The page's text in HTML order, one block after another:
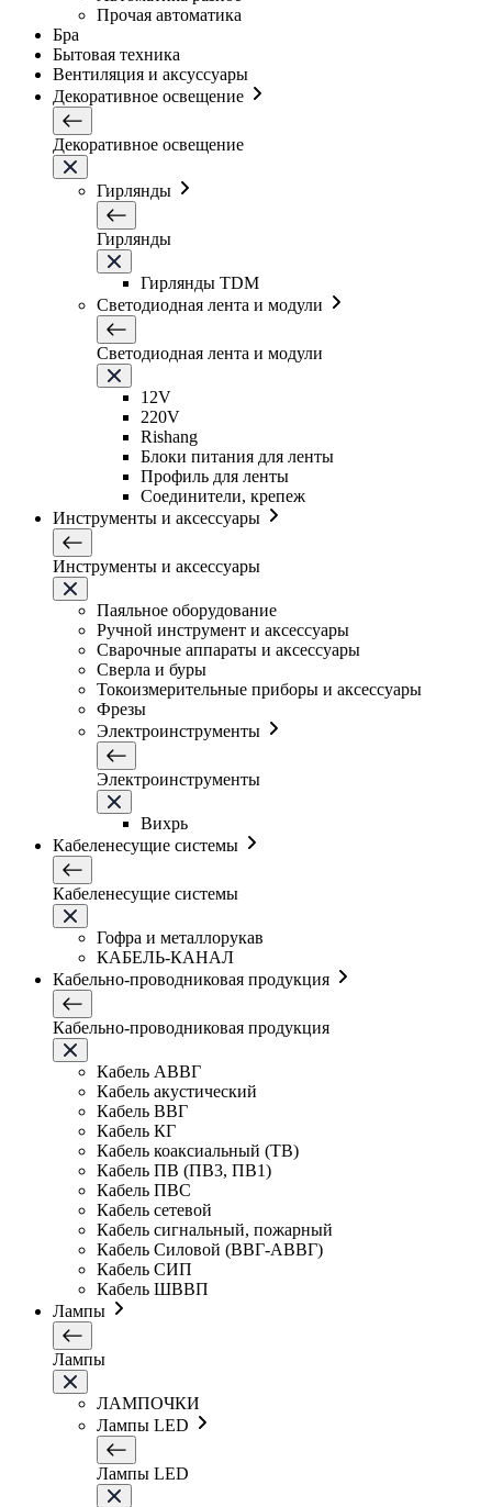
Прочая автоматика
Бра
Бытовая техника
Вентиляция и аксуссуары
Декоративное освещение
Декоративное освещение
Гирлянды
Гирлянды
Гирлянды TDM
Светодиодная лента и модули
Светодиодная лента и модули
12V
220V
Rishang
Блоки питания для ленты
Профиль для ленты
Соединители, крепеж
Инструменты и аксессуары
Инструменты и аксессуары
Паяльное оборудование
Ручной инструмент и аксессуары
Сварочные аппараты и аксессуары
Сверла и буры
Токоизмерительные приборы и аксессуары
Фрезы
Электроинструменты
Электроинструменты
Вихрь
Кабеленесущие системы
Кабеленесущие системы
Гофра и металлорукав
КАБЕЛЬ-КАНАЛ
Кабельно-проводниковая продукция
Кабельно-проводниковая продукция
Кабель АВВГ
Кабель акустический
Кабель ВВГ
Кабель КГ
Кабель коаксиальный (ТВ)
Кабель ПВ (ПВ3, ПВ1)
Кабель ПВС
Кабель сетевой
Кабель сигнальный, пожарный
Кабель Силовой (ВВГ-АВВГ)
Кабель СИП
Кабель ШВВП
Лампы
Лампы
ЛАМПОЧКИ
Лампы LED
Лампы LED